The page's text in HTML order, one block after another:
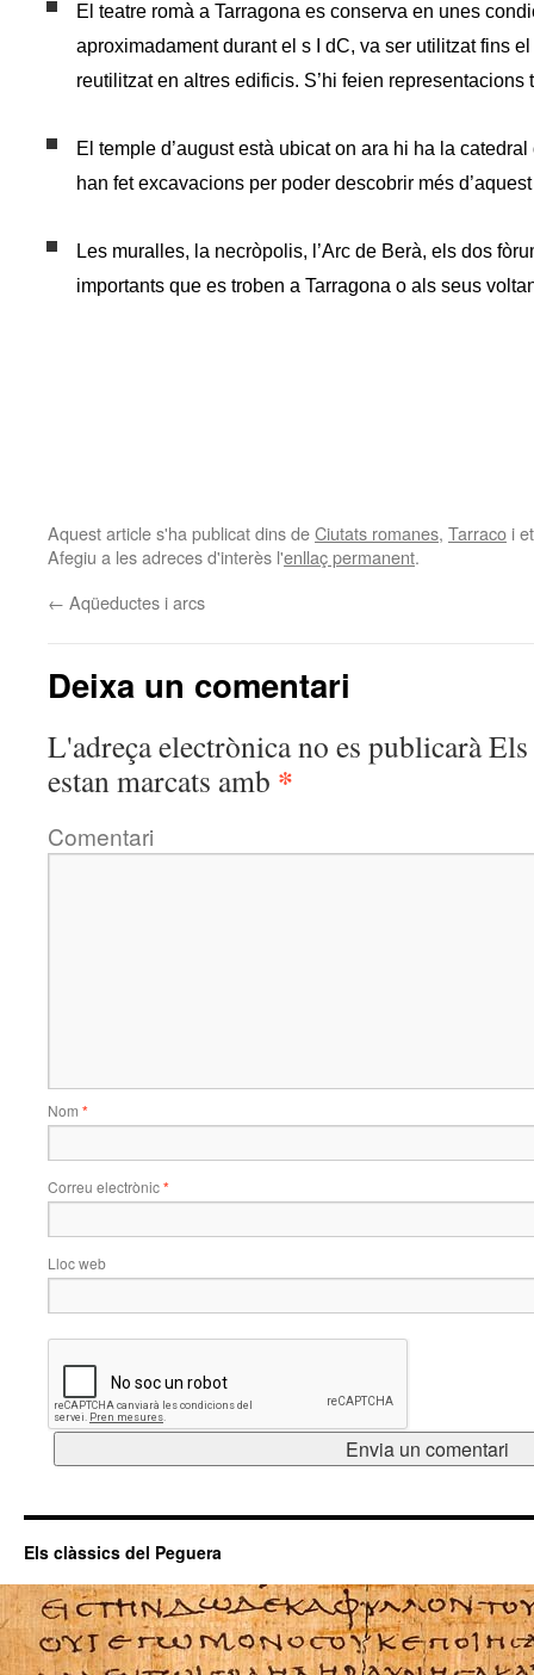
El teatre romà a Tarragona es conserva en unes
aproximadament durant el s I dC, va ser utilitzat fins
reutilitzat en altres edificis. S’hi feien representacions
El temple d’august està ubicat on ara hi ha la
han fet excavacions per poder descobrir més
Les muralles, la necròpolis, l’Arc de Berà, els dos
importants que es troben a Tarragona o als seus
Aquest article s'ha publicat dins deCiutats romanes, Tarraco i
Afegiu a les adreces d'interès l'enllaç permanent.
← Aqüeductes i arcs
Deixa un comentari
L'adreça electrònica no es publicaràEls
estan marcats amb *
Comentari
Nom *
Correu electrònic*
Lloc web
Els clàssics del Peguera